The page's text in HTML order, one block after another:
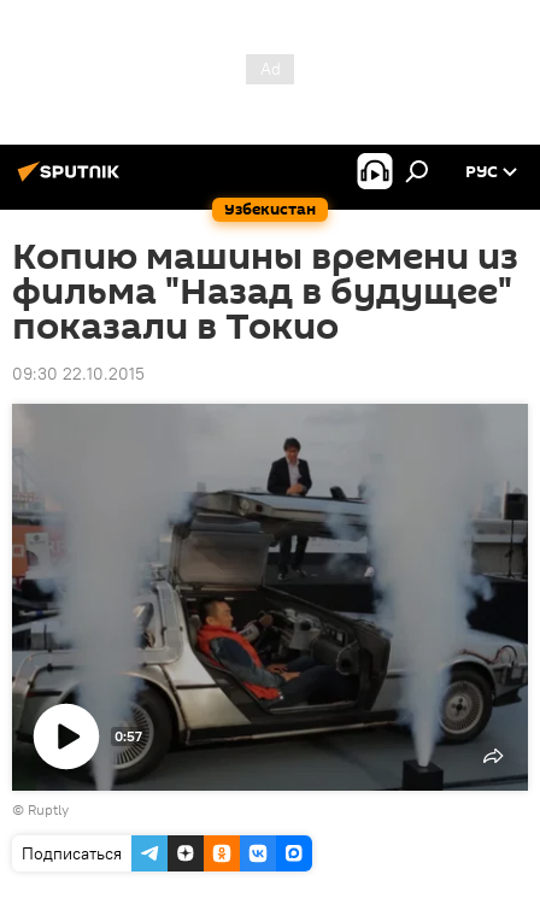
Узбекистан
РУС
Копию машины времени из
фильма "Назад в будущее"
показали в Токио
09:30 22.10.2015
Воспроизвести
видео
0:57
© Ruptly
Подписаться